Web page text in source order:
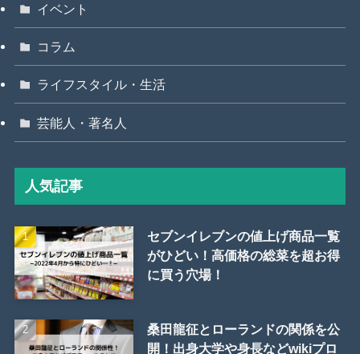
イベント
コラム
ライフスタイル・生活
芸能人・著名人
人気記事
セブンイレブンの値上げ商品一覧
がひどい！高価格の総菜を超お得
に買う穴場！
桑田龍征とローランドの関係を公
開！出身大学や身長などwikiプロ